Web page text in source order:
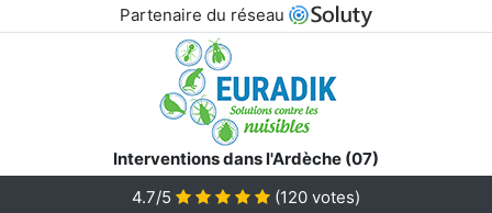
Partenaire du réseau
Interventions dans l'Ardèche (07)
4.7/5 (120 votes)